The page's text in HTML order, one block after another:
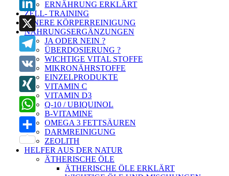
ERNÄHRUNG ERKLÄRT
ZELL- TRAINING
INNERE KÖRPERREINIGUNG
NAHRUNGSERGÄNZUNGEN
JA ODER NEIN ?
ÜBERDOSIERUNG ?
WICHTIGE VITAL STOFFE
MIKRONÄHRSTOFFE
EINZELPRODUKTE
VITAMIN C
VITAMIN D3
Q-10 / UBIQUINOL
B-VITAMINE
OMEGA 3 FETTSÄUREN
DARMREINIGUNG
ZEOLITH
HELFER AUS DER NATUR
ÄTHERISCHE ÖLE
ÄTHERISCHE ÖLE ERKLÄRT
LinkedIn
X
Telegram
VK
XING
WhatsApp
Teilen